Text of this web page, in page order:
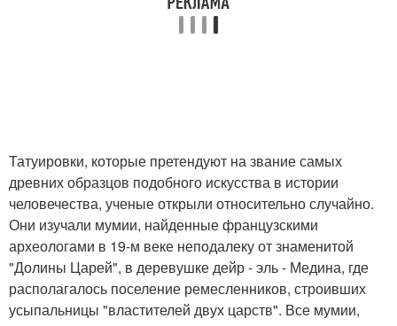
Татуировки, которые претендуют на звание самых
древних образцов подобного искусства в истории
человечества, ученые открыли относительно случайно.
Они изучали мумии, найденные французскими
археологами в 19-м веке неподалеку от знаменитой
"Долины Царей", в деревушке дейр - эль - Медина, где
располагалось поселение ремесленников, строивших
усыпальницы "властителей двух царств". Все мумии,